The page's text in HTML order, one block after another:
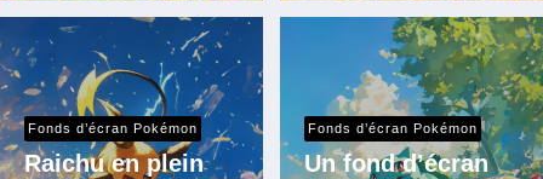
Fonds d’écran Pokémon
Raichu en plein
Fonds d’écran Pokémon
Un fond d’écran